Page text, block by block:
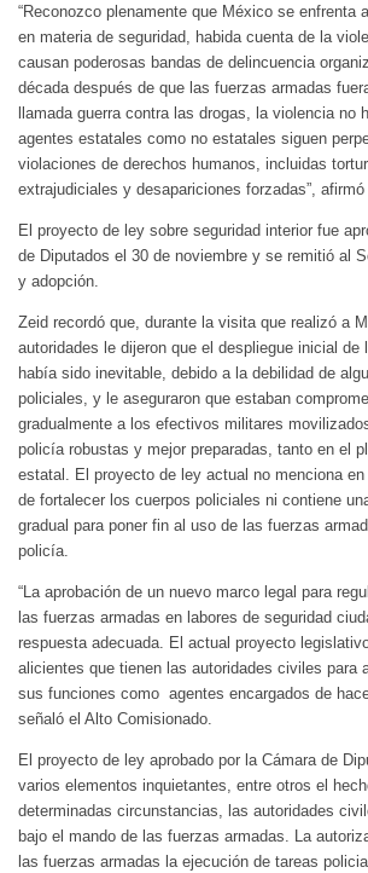
“Reconozco plenamente que México se enfrenta
en materia de seguridad, habida cuenta de la
causan poderosas bandas de delincuencia
década después de que las fuerzas armadas
llamada guerra contra las drogas, la violencia no
agentes estatales como no estatales siguen
violaciones de derechos humanos, incluidas
extrajudiciales y desapariciones forzadas”, afirmó
El proyecto de ley sobre seguridad interior fue
de Diputados el 30 de noviembre y se remitió al
y adopción.
Zeid recordó que, durante la visita que realizó a
autoridades le dijeron que el despliegue inicial de
había sido inevitable, debido a la debilidad de
policiales, y le aseguraron que estaban
gradualmente a los efectivos militares
policía robustas y mejor preparadas, tanto en el
estatal. El proyecto de ley actual no menciona
de fortalecer los cuerpos policiales ni contiene
gradual para poner fin al uso de las fuerzas
policía.
“La aprobación de un nuevo marco legal para
las fuerzas armadas en labores de seguridad
respuesta adecuada. El actual proyecto
alicientes que tienen las autoridades civiles para
sus funciones como agentes encargados de
señaló el Alto Comisionado.
El proyecto de ley aprobado por la Cámara de
varios elementos inquietantes, entre otros el
determinadas circunstancias, las autoridades
bajo el mando de las fuerzas armadas. La
las fuerzas armadas la ejecución de tareas